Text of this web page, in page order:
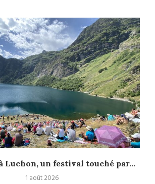
Luchon, un festival touché par...
1 août 2026